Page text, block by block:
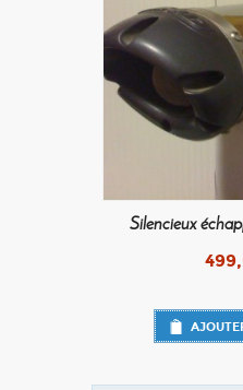
Silencieux